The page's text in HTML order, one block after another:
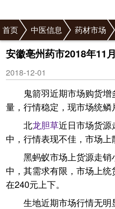
首页 中医信息 药材市场
安徽亳州药市2018年11
2018-12-01
鬼箭羽近期市场购货
量，行情稳定，现市场统鳞
北龙胆草近日市场货源
中，行情表现不佳，市场上
黑蚂蚁市场上货源走
中，其需求有限，市场上
在240元上下。
生地近期市场行情无